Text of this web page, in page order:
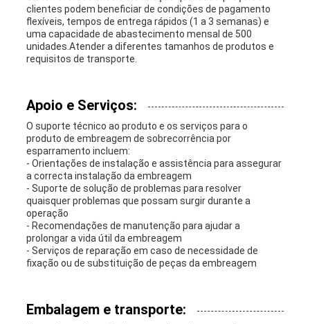
clientes podem beneficiar de condições de pagamento
flexíveis, tempos de entrega rápidos (1 a 3 semanas) e
uma capacidade de abastecimento mensal de 500
unidades.Atender a diferentes tamanhos de produtos e
requisitos de transporte.
Apoio e Serviços:
O suporte técnico ao produto e os serviços para o
produto de embreagem de sobrecorrência por
esparramento incluem:
- Orientações de instalação e assistência para assegurar
a correcta instalação da embreagem
- Suporte de solução de problemas para resolver
quaisquer problemas que possam surgir durante a
operação
- Recomendações de manutenção para ajudar a
prolongar a vida útil da embreagem
- Serviços de reparação em caso de necessidade de
fixação ou de substituição de peças da embreagem
Embalagem e transporte: